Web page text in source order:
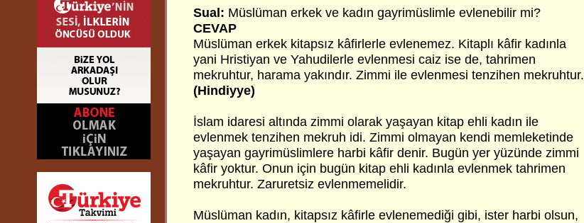
Sual: Müslüman erkek ve kadın gayrimüslimle evlenebilir mi?
CEVAP
Müslüman erkek kitapsız kâfirlerle evlenemez. Kitaplı kâfir kadınla
yani Hristiyan ve Yahudilerle evlenmesi caiz ise de, tahrimen
mekruhtur, harama yakındır. Zimmi ile evlenmesi tenzihen mekruhtur.
(Hindiyye)
İslam idaresi altında zimmi olarak yaşayan kitap ehli kadın ile
evlenmek tenzihen mekruh idi. Zimmi olmayan kendi memleketinde
yaşayan gayrimüslimlere harbi kâfir denir. Bugün yer yüzünde zimmi
kâfir yoktur. Onun için bugün kitap ehli kadınla evlenmek tahrimen
mekruhtur. Zaruretsiz evlenmemelidir.
Müslüman kadın, kitapsız kâfirle evlenemediği gibi, ister harbi olsun,